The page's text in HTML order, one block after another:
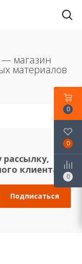
магазин
материалов
клиента!
0
0
0